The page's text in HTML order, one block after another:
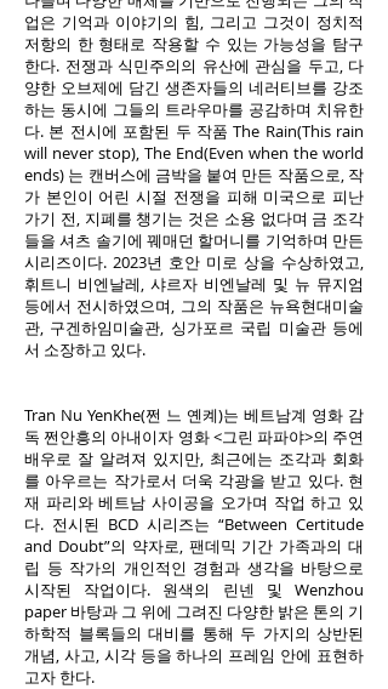
업은 기억과 이야기의 힘, 그리고 그것이 정치적
저항의 한 형태로 작용할 수 있는 가능성을 탐구
한다. 전쟁과 식민주의의 유산에 관심을 두고, 다
양한 오브제에 담긴 생존자들의 네러티브를 강조
하는 동시에 그들의 트라우마를 공감하며 치유한
다. 본 전시에 포함된 두 작품 The Rain(This rain
will never stop), The End(Even when the world
ends) 는 캔버스에 금박을 붙여 만든 작품으로, 작
가 본인이 어린 시절 전쟁을 피해 미국으로 피난
가기 전, 지폐를 챙기는 것은 소용 없다며 금 조각
들을 셔츠 솔기에 꿰매던 할머니를 기억하며 만든
시리즈이다. 2023년 호안 미로 상을 수상하였고,
휘트니 비엔날레, 샤르자 비엔날레 및 뉴 뮤지엄
등에서 전시하였으며, 그의 작품은 뉴욕현대미술
관, 구겐하임미술관, 싱가포르 국립 미술관 등에
서 소장하고 있다.
Tran Nu YenKhe(쩐 느 옌켸)는 베트남계 영화 감
독 쩐안흥의 아내이자 영화 <그린 파파야>의 주연
배우로 잘 알려져 있지만, 최근에는 조각과 회화
를 아우르는 작가로서 더욱 각광을 받고 있다. 현
재 파리와 베트남 사이공을 오가며 작업 하고 있
다. 전시된 BCD 시리즈는 “Between Certitude
and Doubt”의 약자로, 팬데믹 기간 가족과의 대
립 등 작가의 개인적인 경험과 생각을 바탕으로
시작된 작업이다. 원색의 린넨 및 Wenzhou
paper 바탕과 그 위에 그려진 다양한 밝은 톤의 기
하학적 블록들의 대비를 통해 두 가지의 상반된
개념, 사고, 시각 등을 하나의 프레임 안에 표현하
고자 한다.